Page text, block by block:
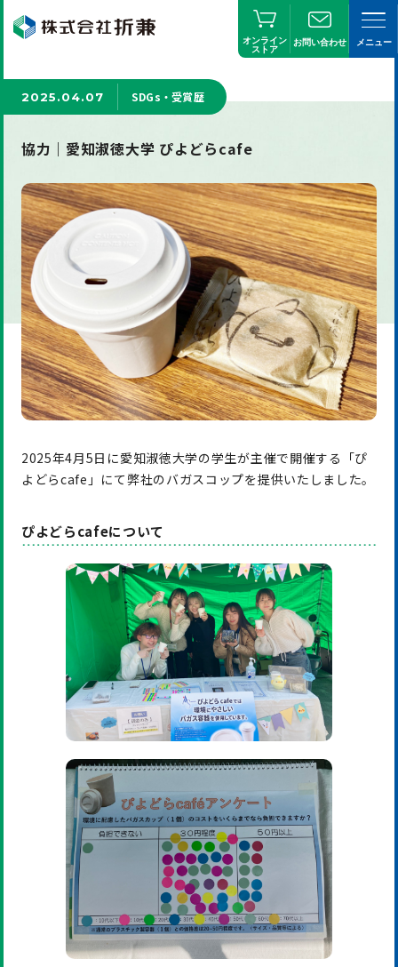
オンライン
ストア
お問い合わせ メニュー
2025.04.07 SDGs・受賞歴
協力｜愛知淑徳大学 ぴよどらcafe
2025年4月5日に愛知淑徳大学の学生が主催で開催する「ぴ
よどらcafe」にて弊社のバガスコップを提供いたしました。
ぴよどらcafeについて